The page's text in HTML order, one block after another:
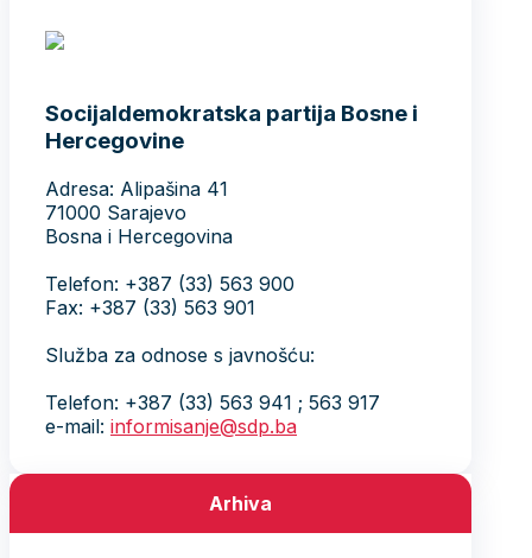
Socijaldemokratska partija Bosne i
Hercegovine
Adresa: Alipašina 41
71000 Sarajevo
Bosna i Hercegovina
Telefon: +387 (33) 563 900
Fax: +387 (33) 563 901
Služba za odnose s javnošću:
Telefon: +387 (33) 563 941 ; 563 917
e-mail: informisanje@sdp.ba
Arhiva